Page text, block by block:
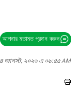
আপনার মতামত প্রদান করুন
৪ আগস্ট, ২০২৬ এ ০৯:৫৫ AM